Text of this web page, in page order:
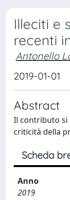
Illeciti e
recenti
Antonello
2019-01-01
Abstract
Il contributo si
criticità della
Scheda
Anno
2019